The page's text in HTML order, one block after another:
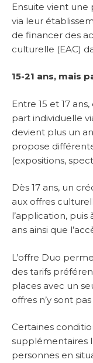
Ensuite vient une
via leur
de financer des
culturelle (EAC)
15-21 ans, mais
Entre 15 et 17
part individuelle
devient plus un
propose
(expositions,
Dès 17 ans, un
aux offres
l’application, puis
ans ainsi que
L’offre Duo
des tarifs
places avec un
offres n’y sont
Certaines
supplémentaires
personnes en